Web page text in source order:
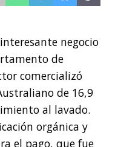
negocio
de
comercializó
de 16,9
al lavado.
orgánica y
el pago, que fue